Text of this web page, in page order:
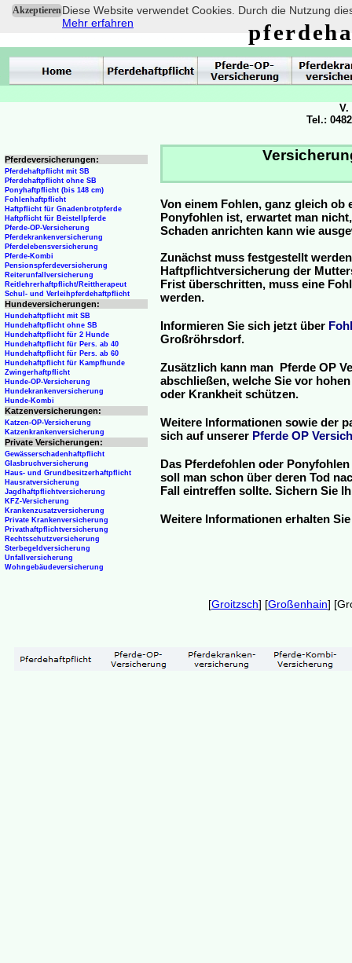
AkzeptierenDiese Website verwendet Cookies. Durch die Nutzung
Mehr erfahren
Von einem Fohlen, ganz gleich ob
Ponyfohlen ist, erwartet man
Schaden anrichten kann wie
Zunächst muss festgestellt
Haftpflichtversicherung der
Frist überschritten, muss eine
werden.
Informieren Sie sich jetzt über
Großröhrsdorf.
Zusätzlich kann man Pferde OP
abschließen, welche Sie vor
oder Krankheit schützen.
Weitere Informationen sowie der
sich auf unserer Pferde OP
Das Pferdefohlen oder
soll man schon über deren Tod
Fall eintreffen sollte. Sichern Sie
Weitere Informationen erhalten
Pferdeversicherungen:
Pferdehaftpflicht mit SB
Pferdehaftpflicht ohne SB
Ponyhaftpflicht (bis 148 cm)
Fohlenhaftpflicht
Haftpflicht für Gnadenbrotpferde
Haftpflicht für Beistellpferde
Pferde-OP-Versicherung
Pferdekrankenversicherung
Pferdelebensversicherung
Pferde-Kombi
Pensionspferdeversicherung
Reiterunfallversicherung
Reitlehrerhaftpflicht/Reittherapeut
Schul- und Verleihpferdehaftpflicht
Hundeversicherungen:
Hundehaftpflicht mit SB
Hundehaftpflicht ohne SB
Hundehaftpflicht für 2 Hunde
Hundehaftpflicht für Pers. ab 40
Hundehaftpflicht für Pers. ab 60
Hundehaftpflicht für Kampfhunde
Zwingerhaftpflicht
Hunde-OP-Versicherung
Hundekrankenversicherung
Hunde-Kombi
Katzenversicherungen:
Katzen-OP-Versicherung
Katzenkrankenversicherung
Private Versicherungen:
Gewässerschadenhaftpflicht
Glasbruchversicherung
Haus- und Grundbesitzerhaftpflicht
Hausratversicherung
Jagdhaftpflichtversicherung
KFZ-Versicherung
Krankenzusatzversicherung
Private Krankenversicherung
Privathaftpflichtversicherung
Rechtsschutzversicherung
Sterbegeldversicherung
Unfallversicherung
Wohngebäudeversicherung
V.
Tel.:
[Groitzsch] [Großenhain]